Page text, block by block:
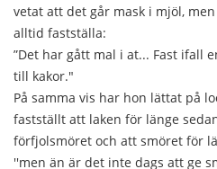
vetat att det går mask i mjöl,
alltid fastställa:
”Det har gått mal i at... Fast ifall
till kakor."
På samma vis har hon lättat på
fastställt att laken för länge
förfjolsmöret och att smöret för
''men än är det inte dags att ge